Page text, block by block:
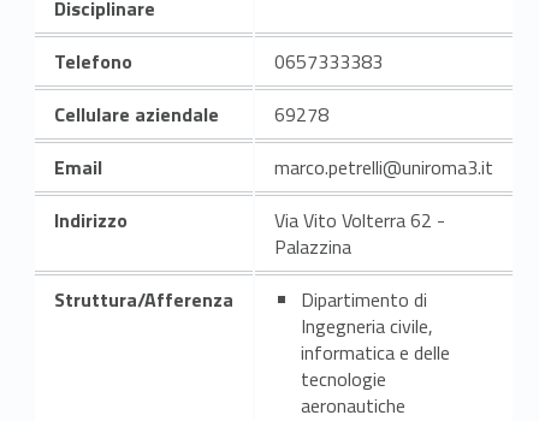
Disciplinare
Telefono
0657333383
Cellulare aziendale
69278
Email
marco.petrelli@uniroma3.it
Indirizzo
Via Vito Volterra 62 -
Palazzina
Struttura/Afferenza
Dipartimento di
Ingegneria civile,
informatica e delle
tecnologie
aeronautiche